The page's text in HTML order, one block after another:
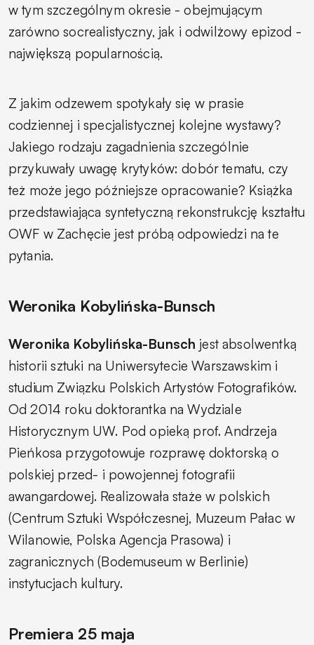
w tym szczególnym okresie - obejmującym
zarówno socrealistyczny, jak i odwilżowy epizod -
największą popularnością.
Z jakim odzewem spotykały się w prasie
codziennej i specjalistycznej kolejne wystawy?
Jakiego rodzaju zagadnienia szczególnie
przykuwały uwagę krytyków: dobór tematu, czy
też może jego późniejsze opracowanie? Książka
przedstawiająca syntetyczną rekonstrukcję kształtu
OWF w Zachęcie jest próbą odpowiedzi na te
pytania.
Weronika Kobylińska-Bunsch
Weronika Kobylińska-Bunsch jest absolwentką
historii sztuki na Uniwersytecie Warszawskim i
studium Związku Polskich Artystów Fotografików.
Od 2014 roku doktorantka na Wydziale
Historycznym UW. Pod opieką prof. Andrzeja
Pieńkosa przygotowuje rozprawę doktorską o
polskiej przed- i powojennej fotografii
awangardowej. Realizowała staże w polskich
(Centrum Sztuki Współczesnej, Muzeum Pałac w
Wilanowie, Polska Agencja Prasowa) i
zagranicznych (Bodemuseum w Berlinie)
instytucjach kultury.
Premiera 25 maja